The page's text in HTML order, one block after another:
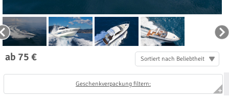
ab 75 € Sortiert nach Beliebtheit
Geschenkverpackung filtern: